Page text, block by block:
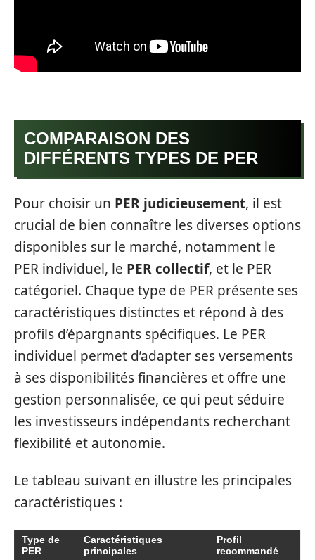
COMPARAISON DES
DIFFÉRENTS TYPES DE PER
Pour choisir un PER judicieusement, il est
crucial de bien connaître les diverses options
disponibles sur le marché, notamment le
PER individuel, le PER collectif, et le PER
catégoriel. Chaque type de PER présente ses
caractéristiques distinctes et répond à des
profils d’épargnants spécifiques. Le PER
individuel permet d’adapter ses versements
à ses disponibilités financières et offre une
gestion personnalisée, ce qui peut séduire
les investisseurs indépendants recherchant
flexibilité et autonomie.
Le tableau suivant en illustre les principales
caractéristiques :
Type de
PER
Caractéristiques
principales
Profil
recommandé